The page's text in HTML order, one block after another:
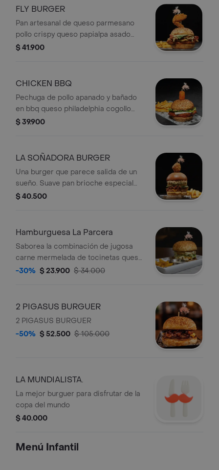
+ rodajas de jalapeño + salsa chipotle
jalapeño relleno de queso cheddar +
Papas.
FLY BURGER
Pan artesanal de queso parmesano
pollo crispy queso papialpa asado
tomate asado albahaca tocineta
$ 41.900
CHICKEN BBQ
Pechuga de pollo apanado y bañado
en bbq queso philadelphia cogollo
europeo salsa chipotle en la corona
$ 39.900
LA SOÑADORA BURGER
Una burger que parece salida de un
sueño. Suave pan brioche especial
carne que guarda el mejor secreto
especias. Crujiente tocineta apanada
y bañada en salsa BBQ cogollo
europeo deliciosa salsa de ajo aro de
cebolla crocante dip de queso y
tocineta y en la cima un cubo de pollo
$ 40.500
Hamburguesa La Parcera
Saborea la combinación de jugosa
carne mermelada de tocinetas queso
cheddar cogollo europeo aros de
-30% $ 23.900 $ 34.000
2 PIGASUS BURGUER
2 PIGASUS BURGUER
-50% $ 52.500 $ 105.000
LA MUNDIALISTA.
La mejor burguer para disfrutar de la
copa del mundo
$ 40.000
Menú Infantil